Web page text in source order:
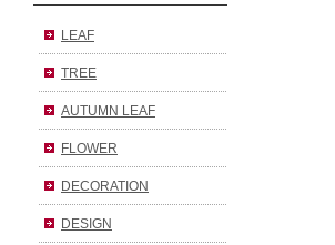
LEAF
TREE
AUTUMN LEAF
FLOWER
DECORATION
DESIGN